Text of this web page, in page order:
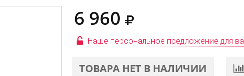
6 960
Наше персональное предложение для
ТОВАРА НЕТ В НАЛИЧИИ